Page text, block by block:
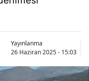
Yayınlanma
26 Haziran 2025 - 15:03